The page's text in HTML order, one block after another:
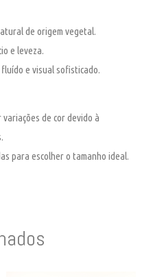
de origem vegetal.
e leveza.
fluído e visual sofisticado.
de cor devido à
para escolher o tamanho ideal.